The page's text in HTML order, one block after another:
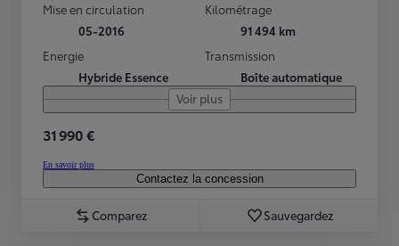
Mise en circulation
05-2016
Kilométrage
91 494 km
Energie
Hybride Essence
Transmission
Boîte automatique
Voir plus
31 990 €
En savoir plus
Contactez la concession
Comparez Sauvegardez